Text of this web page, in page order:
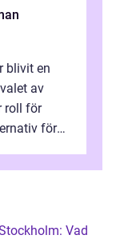
blivit en
av
roll för
för
Vad